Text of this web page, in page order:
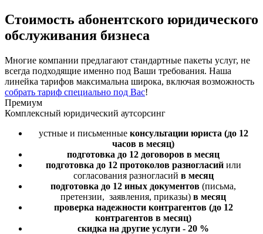
Стоимость абонентского юридического
обслуживания бизнеса
Многие компании предлагают стандартные пакеты услуг, не
всегда подходящие именно под Ваши требования. Наша
линейка тарифов максимальна широка, включая возможность
собрать тариф специально под Вас!
Премиум
Комплексный юридический аутсорсинг
устные и письменные консультации юриста (до 12
часов в месяц)
подготовка до 12 договоров в месяц
подготовка до 12 протоколов разногласийили
согласования разногласий в месяц
подготовка до 12 иных документов (письма,
претензии, заявления, приказы) в месяц
проверка надежности контрагентов (до 12
контрагентов в месяц)
скидка на другие услуги - 20 %